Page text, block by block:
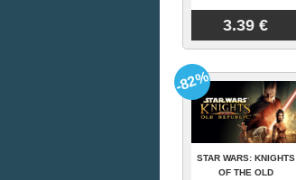
3.39 €
STAR WARS: KNIGHTS
OF THE OLD
-82%